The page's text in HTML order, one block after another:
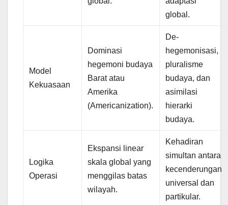
global.
Model
Kekuasaan
Dominasi
hegemoni budaya
Barat atau
Amerika
(Americanization).
De-
hegemonisasi,
pluralisme
budaya, dan
asimilasi
hierarki
budaya.
Logika
Operasi
Ekspansi linear
skala global yang
menggilas batas
wilayah.
Kehadiran
simultan antara
kecenderungan
universal dan
partikular.